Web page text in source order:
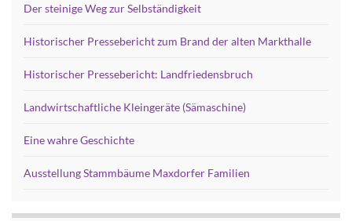
Der steinige Weg zur Selbständigkeit
Historischer Pressebericht zum Brand der alten Markthalle
Historischer Pressebericht: Landfriedensbruch
Landwirtschaftliche Kleingeräte (Sämaschine)
Eine wahre Geschichte
Ausstellung Stammbäume Maxdorfer Familien